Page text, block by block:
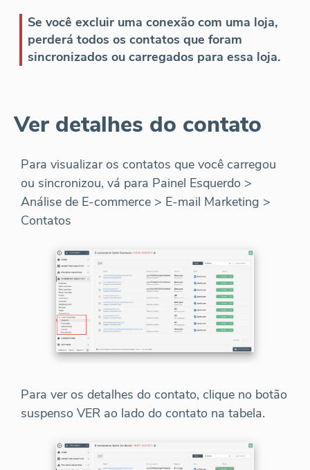
Se você excluir uma conexão com uma loja,
perderá todos os contatos que foram
sincronizados ou carregados para essa loja.
Ver detalhes do contato
Para visualizar os contatos que você carregou
ou sincronizou, vá para Painel Esquerdo >
Análise de E-commerce > E-mail Marketing >
Contatos
Para ver os detalhes do contato, clique no botão
suspenso VER ao lado do contato na tabela.